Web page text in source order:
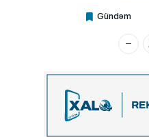
Gündəm